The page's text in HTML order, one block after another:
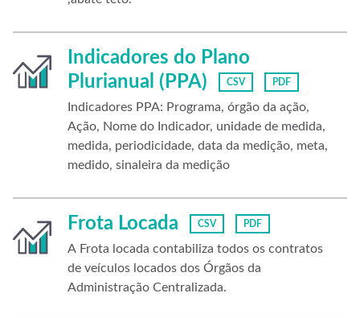
Indicadores do Plano
Plurianual (PPA)
CSV PDF
Indicadores PPA: Programa, órgão da ação,
Ação, Nome do Indicador, unidade de medida,
medida, periodicidade, data da medição, meta,
medido, sinaleira da medição
Frota Locada CSV PDF
A Frota locada contabiliza todos os contratos
de veículos locados dos Órgãos da
Administração Centralizada.